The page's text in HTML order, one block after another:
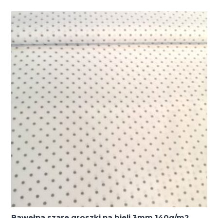
na
bieli
1495
125/m2
szerokość
1,6m